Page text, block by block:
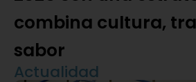
combina cultura,
sabor
Actualidad